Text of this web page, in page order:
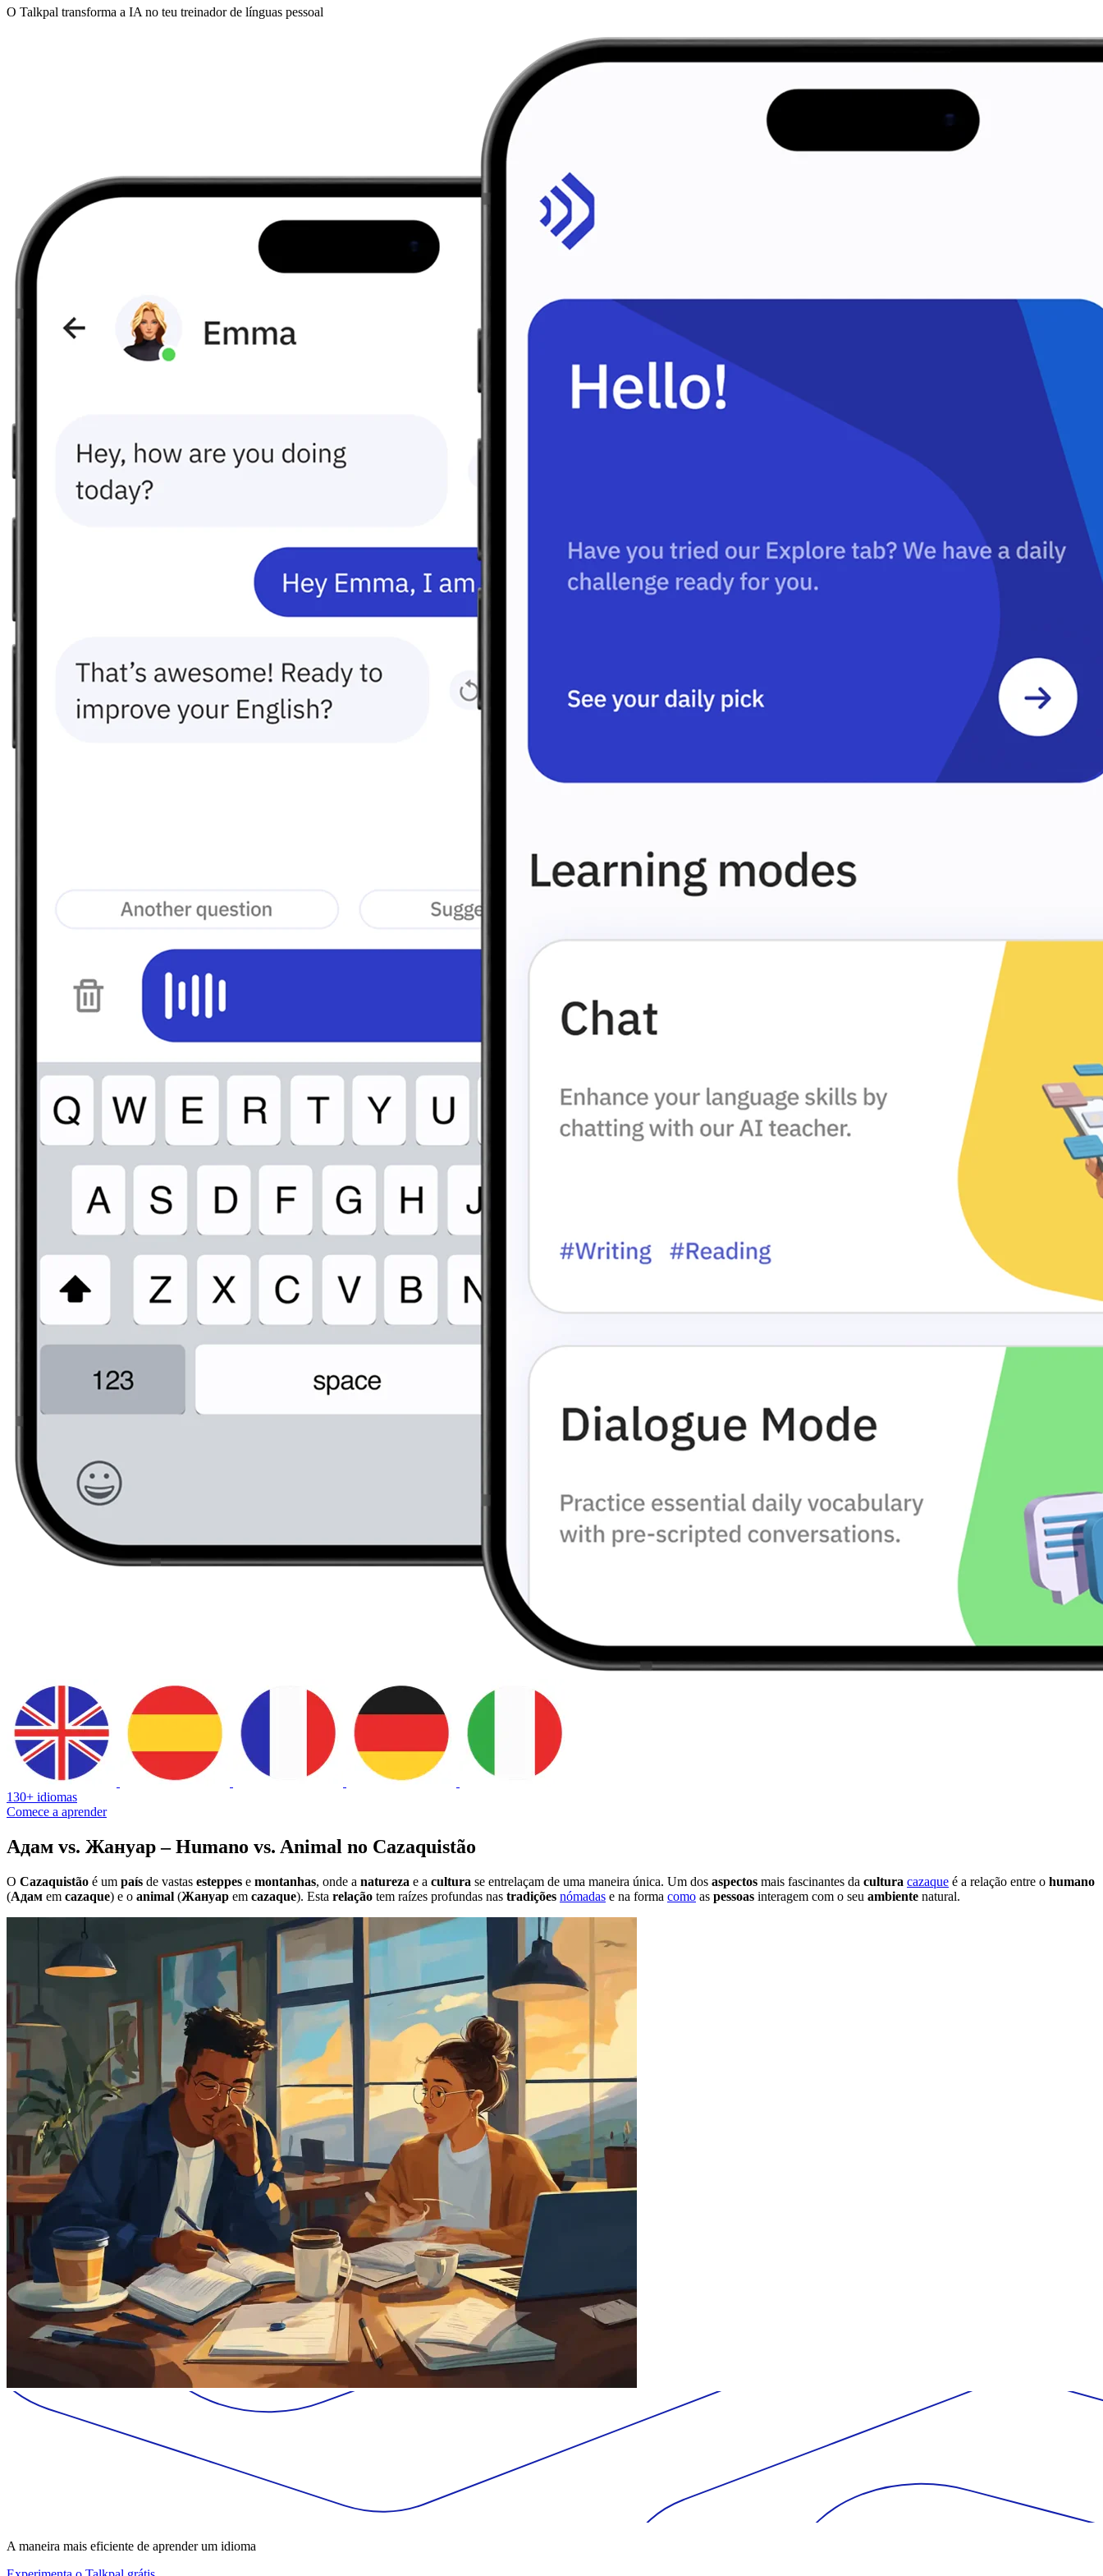
O Talkpal transforma a IA no teu treinador de línguas pessoal
130+ idiomas
Comece a aprender
Адам vs. Жануар – Humano vs. Animal no Cazaquistão
O Cazaquistão é um país de vastas esteppes e montanhas, onde a natureza e a cultura se entrelaçam de uma maneira única. Um dos aspectos mais fascinantes da cultura cazaque é a relação entre o humano
(Адам em cazaque) e o animal (Жануар em cazaque). Esta relação tem raízes profundas nas tradições nómadas e na forma como as pessoas interagem com o seu ambiente natural.
A maneira mais eficiente de aprender um idioma